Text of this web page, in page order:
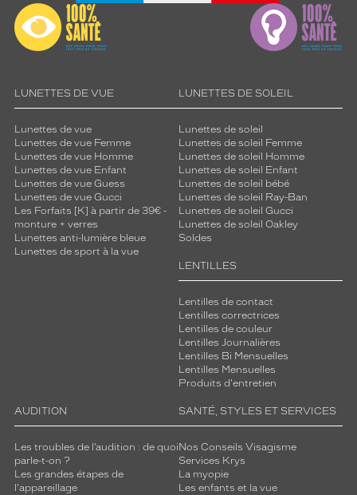
LUNETTES DE VUE
Lunettes de vue
Lunettes de vue Femme
Lunettes de vue Homme
Lunettes de vue Enfant
Lunettes de vue Guess
Lunettes de vue Gucci
Les Forfaits [K] à partir de 39€ -
monture + verres
Lunettes anti-lumière bleue
Lunettes de sport à la vue
LUNETTES DE SOLEIL
Lunettes de soleil
Lunettes de soleil Femme
Lunettes de soleil Homme
Lunettes de soleil Enfant
Lunettes de soleil bébé
Lunettes de soleil Ray-Ban
Lunettes de soleil Gucci
Lunettes de soleil Oakley
Soldes
LENTILLES
Lentilles de contact
Lentilles correctrices
Lentilles de couleur
Lentilles Journalières
Lentilles Bi Mensuelles
Lentilles Mensuelles
Produits d'entretien
AUDITION
Les troubles de l’audition : de quoi
parle-t-on ?
Les grandes étapes de
l'appareillage
SANTÉ, STYLES ET SERVICES
Nos Conseils Visagisme
Services Krys
La myopie
Les enfants et la vue